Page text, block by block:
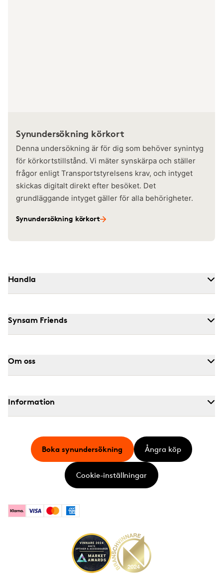
Synundersökning körkort
Denna undersökning är för dig som behöver synintyg
för körkortstillstånd. Vi mäter synskärpa och ställer
frågor enligt Transportstyrelsens krav, och intyget
skickas digitalt direkt efter besöket. Det
grundläggande intyget gäller för alla behörigheter.
Synundersökning körkort
Handla
Synsam Friends
Om oss
Information
KlarnaVisa MastercardAmerican Express
Boka synundersökning Ångra köp
Cookie-inställningar